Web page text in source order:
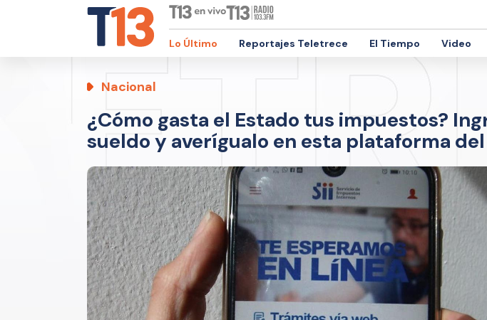
Lo Último Reportajes Teletrece El Tiempo Video
Nacional
¿Cómo gasta el Estado tus impuestos?
sueldo y averígualo en esta plataforma del